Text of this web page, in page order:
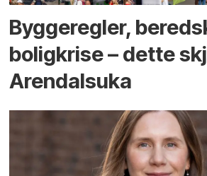
Bygge­regler,
bolig­krise – dette
Arendals­uka